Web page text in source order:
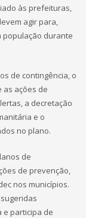
às prefeituras,
agir para,
população durante
de contingência, o
as ações de
a decretação
e o
no plano.
de
de prevenção,
nos municípios.
e participa de